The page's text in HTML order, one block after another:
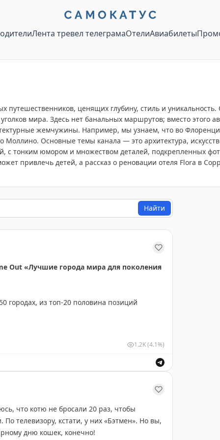
Лента тревел телеграмаОтелиАвиабилеты
ценящих глубину, стиль и уникальность.
мира. Здесь нет банальных маршрутов; вместо этого
жемчужины. Например, мы узнаем, что во
Моллино. Основные темы канала — это архитектура,
с тонким юмором и множеством деталей, подкрепленных
привлечь детей, а рассказ о реновации отеля Flora в
Найти
Out «Лучшие города мира для поколения
городах, из топ-20 половина позиций
к городу): все 100% опрошенных оценили
бары и культурная программа, а все без
такой дешевый и такой дружелюбный
1.2K(4.1%)
что котю не бросали 20 раз, чтобы
телевизору, кстати, у них «Бэтмен». Но вы,
дню кошек, конечно!